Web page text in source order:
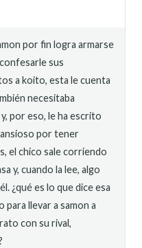
por fin logra armarse
sus
a koito, esta le cuenta
necesitaba
por eso, le ha escrito
por tener
el chico sale corriendo
y, cuando la lee, algo
¿qué es lo que dice esa
para llevar a samon a
con su rival,